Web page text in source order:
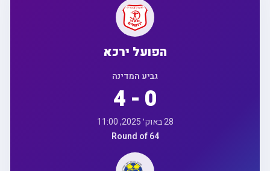
הפועל ירכא
גביע המדינה
4 - 0
28 באוק׳ 2025, 11:00
Round of 64